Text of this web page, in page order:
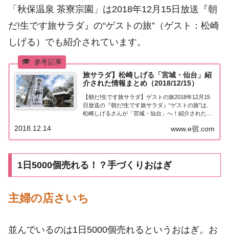
「秋保温泉 茶寮宗園」は2018年12月15日放送『朝
だ!生です旅サラダ』の“ゲストの旅”（ゲスト：松崎
しげる）でも紹介されています。
旅サラダ】松崎しげる「宮城・仙台」紹
介された情報まとめ（2018/12/15）
【朝だ!生です旅サラダ】ゲストの旅2018年12月15
日放送の『朝だ!生です旅サラダ』“ゲストの旅”は、
松崎しげるさんが「宮城・仙台」へ！紹介された情
しげるさん。仙台のサッカーチーム「ベガルタ仙
台」と縁のある松崎さん。ユアテックスタ...
www.e宿.com
2018.12.14
1日5000個売れる！？手づくりおはぎ
主婦の店さいち
並んでいるのは1日5000個売れるというおはぎ。お